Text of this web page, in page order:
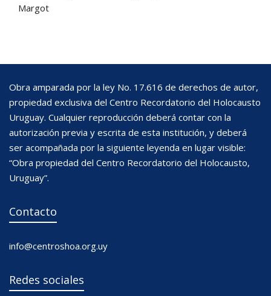
Margot
Obra amparada por la ley No. 17.616 de derechos de autor,
propiedad exclusiva del Centro Recordatorio del Holocausto
Uruguay. Cualquier reproducción deberá contar con la
autorización previa y escrita de esta institución, y deberá
ser acompañada por la siguiente leyenda en lugar visible:
“Obra propiedad del Centro Recordatorio del Holocausto,
Uruguay”.
Contacto
info@centroshoa.org.uy
Redes sociales